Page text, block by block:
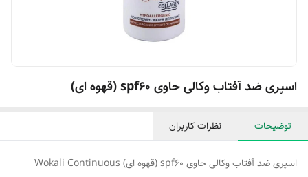
اسپری ضد آفتاب وکالی حاوی spf60 (قهوه ای)
توضیحات نظرات کاربران
اسپری ضد آفتاب وکالی حاوی spf60 (قهوه ای) Wokali Continuous